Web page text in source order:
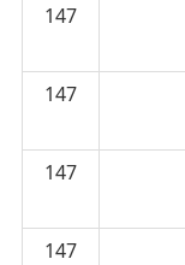
147
147
147
147